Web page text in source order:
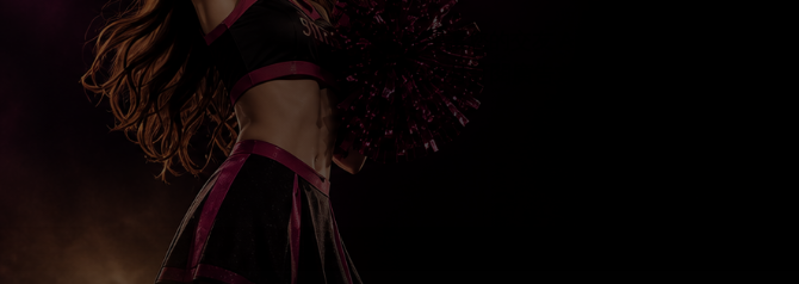
希望讓您的交友 App、交友網站或社交平
始的月訂閱廣告方案，協助導入新用戶、